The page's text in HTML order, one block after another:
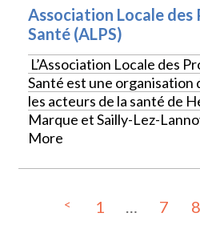
Association Locale des
Santé (ALPS)
L’Association Locale des
Santé est une organisation
les acteurs de la santé de
Marque et Sailly-Lez-
More
< 1 … 7 8